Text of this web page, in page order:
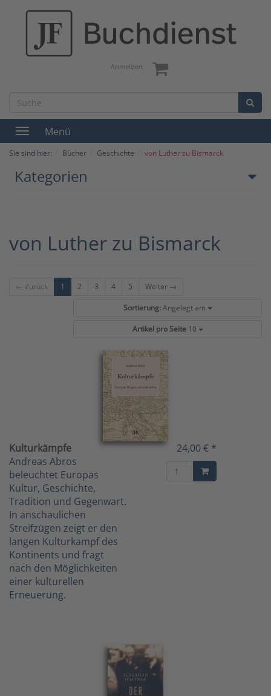
Anmelden
Toggle
navigation
Menü
Sie sind hier: Bücher Geschichte von Luther zu Bismarck
Kategorien
von Luther zu Bismarck
← Zurück 1 2 3 4 5 Weiter →
Sortierung: Angelegt am
Artikel pro Seite 10
Kulturkämpfe
Andreas Abros
beleuchtet Europas
Kultur, Geschichte,
Tradition und Gegenwart.
In anschaulichen
Streifzügen zeigt er den
langen Kulturkampf des
Kontinents und fragt
nach den Möglichkeiten
einer kulturellen
Erneuerung.
24,00 € *